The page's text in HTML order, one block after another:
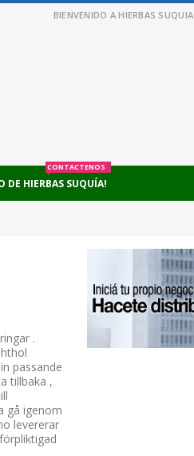
BIENVENIDO A HIERBAS SUQUIA
DE HIERBAS SUQUÍA!
CONTACTENOS
.
passande
tillbaka ,
gå igenom
levererar